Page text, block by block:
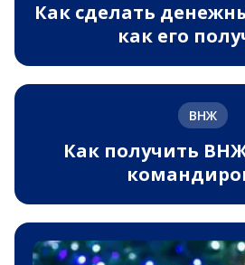
Как сделать
как его
ВНЖ
Как получить